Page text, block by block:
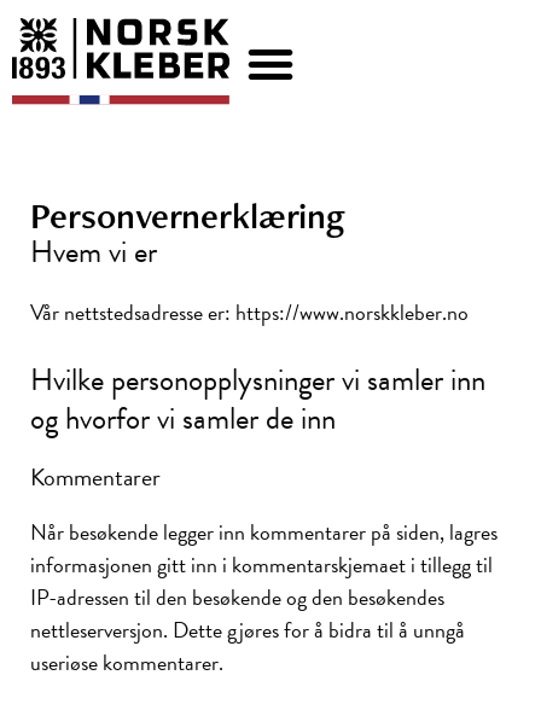
Personvernerklæring
Hvem vi er
Vår nettstedsadresse er: https://www.norskkleber.no
Hvilke personopplysninger vi samler inn
og hvorfor vi samler de inn
Kommentarer
Når besøkende legger inn kommentarer på siden, lagres
informasjonen gitt inn i kommentarskjemaet i tillegg til
IP-adressen til den besøkende og den besøkendes
nettleserversjon. Dette gjøres for å bidra til å unngå
useriøse kommentarer.